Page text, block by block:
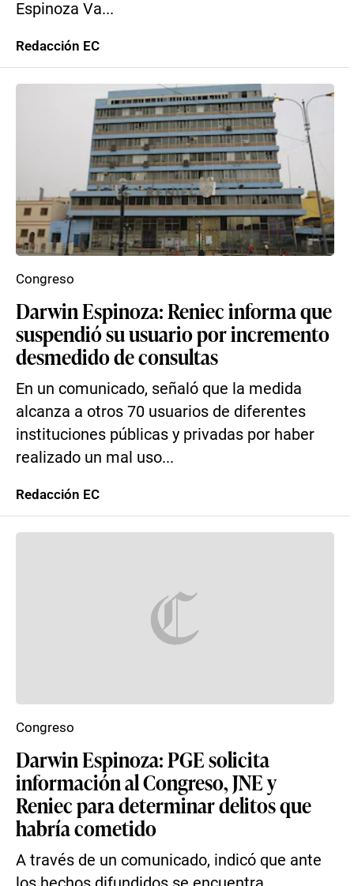
Espinoza Va...
Redacción EC
Darwin Espinoza: Reniec informa que
suspendió su usuario por incremento
desmedido de consultas
En un comunicado, señaló que la medida
alcanza a otros 70 usuarios de diferentes
instituciones públicas y privadas por haber
realizado un mal uso...
Congreso
Redacción EC
Darwin Espinoza: PGE solicita
información al Congreso, JNE y
Reniec para determinar delitos que
habría cometido
A través de un comunicado, indicó que ante
Congreso